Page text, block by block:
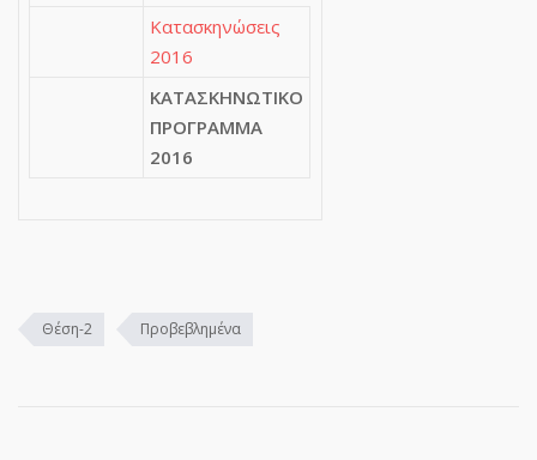
Κατασκηνώσεις
2016
ΚΑΤΑΣΚΗΝΩΤΙΚΟ
ΠΡΟΓΡΑΜΜΑ
2016
Θέση-2 Προβεβλημένα